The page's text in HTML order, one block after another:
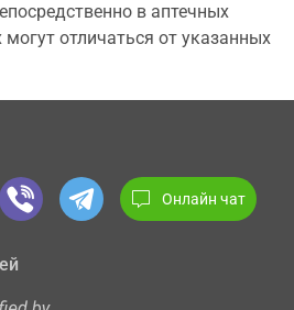
в аптечных
могут отличаться от указанных
Онлайн чат